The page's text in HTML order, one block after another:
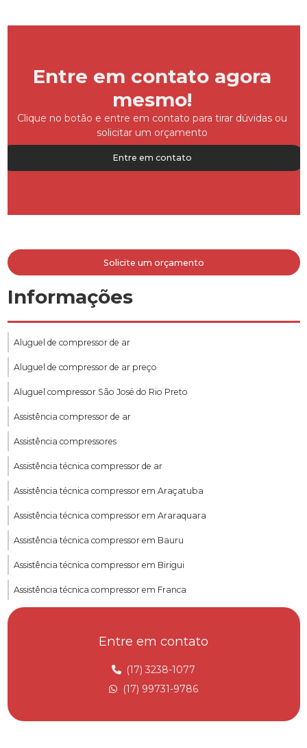
Entre em contato agora
mesmo!
Clique no botão e entre em contato para tirar dúvidas ou
solicitar um orçamento
Entre em contato
Solicite um orçamento
Informações
Aluguel de compressor de ar
Aluguel de compressor de ar preço
Aluguel compressor São José do Rio Preto
Assistência compressor de ar
Assistência compressores
Assistência técnica compressor de ar
Assistência técnica compressor em Araçatuba
Assistência técnica compressor em Araraquara
Assistência técnica compressor em Bauru
Assistência técnica compressor em Birigui
Assistência técnica compressor em Franca
Assistência técnica compressor em Jau
Assistência técnica compressor metalplan
Assistência técnica compressor parafuso
Assistência técnica compressor em Ribeirão Preto
Entre em contato
(17) 3238-1077
(17) 99731-9786